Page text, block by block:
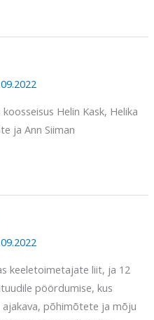
Helin Kask, Helika
ja Ann Siiman
keeletoimetajate liit, ja 12
pöördumise, kus
põhimõtete ja mõju